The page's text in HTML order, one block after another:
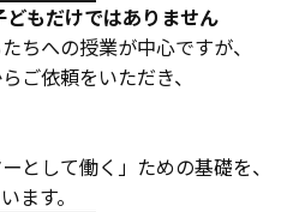
もだけではありません
ちへの授業が中心ですが、
ご依頼をいただき、
として働く」ための基礎を、
ます。